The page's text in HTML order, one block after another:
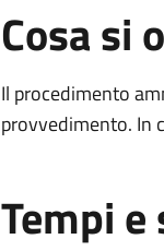
Cosa si
Il procedimento
provvedimento. In
Tempi e